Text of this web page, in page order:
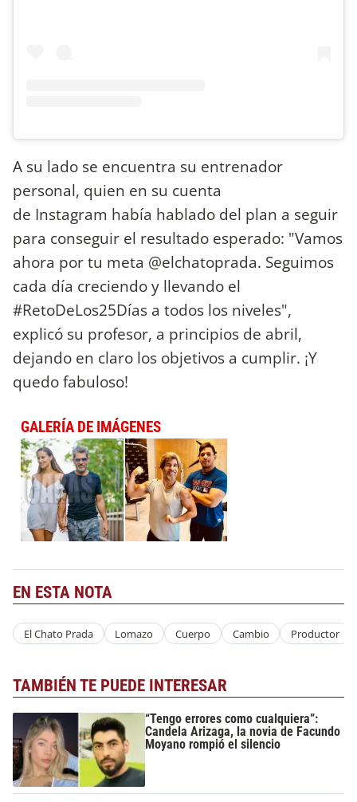
A su lado se encuentra su entrenador
personal, quien en su cuenta
de Instagram había hablado del plan a seguir
para conseguir el resultado esperado: "Vamos
ahora por tu meta @elchatoprada. Seguimos
cada día creciendo y llevando el
#RetoDeLos25Días a todos los niveles",
explicó su profesor, a principios de abril,
dejando en claro los objetivos a cumplir. ¡Y
quedo fabuloso!
GALERÍA DE IMÁGENES
EN ESTA NOTA
El Chato Prada Lomazo Cuerpo Cambio Productor
TAMBIÉN TE PUEDE INTERESAR
“Tengo errores como cualquiera”:
Candela Arizaga, la novia de Facundo
Moyano rompió el silencio